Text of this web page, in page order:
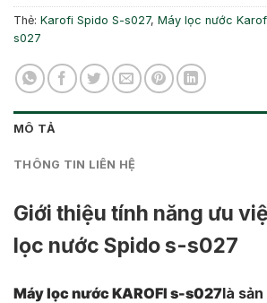
Thẻ: Karofi Spido S-s027, Máy lọc nước
s027
MÔ TẢ
THÔNG TIN LIÊN HỆ
Giới thiệu tính năng ưu
lọc nước Spido s-s027
Máy lọc nước KAROFI s-s027là